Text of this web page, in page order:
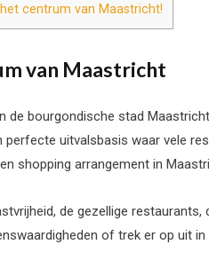
centrum van Maastricht!
van Maastricht
bourgondische stad
uitvalsbasis waar vele
shopping arrangement in
de gezellige
of trek er op uit